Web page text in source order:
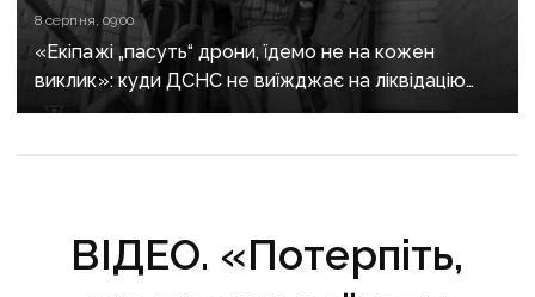
8 серпня, 09:00
«Екіпажі „пасуть“ дрони, їдемо не на кожен
виклик»: куди ДСНС не виїжджає на ліквідацію
надзвичайних ситуацій у Краматорську
ВІДЕО. «Потерпіть,